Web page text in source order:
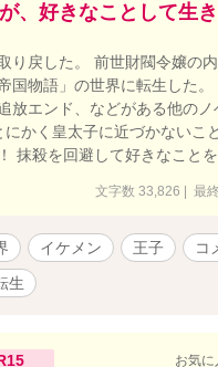
、好きなことして生
り戻した。 前世財閥令嬢の
国物語」の世界に転生した
放エンド、などがある他の
かく皇太子に近づかないこ
抹殺を回避して好きなこと
文字数 33,826 | 最
イケメン 王子 コ
生
お気に